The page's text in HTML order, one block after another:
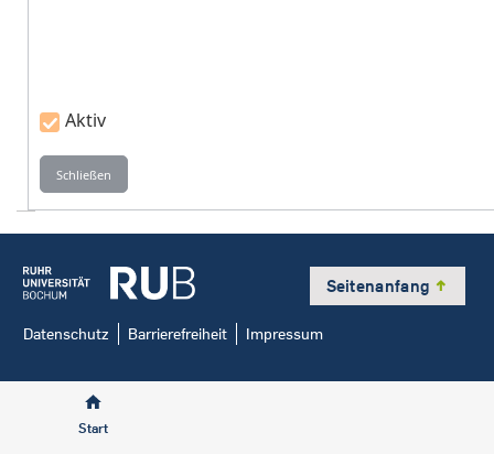
Aktiv
Start
Seitenanfang y
Datenschutz Barrierefreiheit Impressum